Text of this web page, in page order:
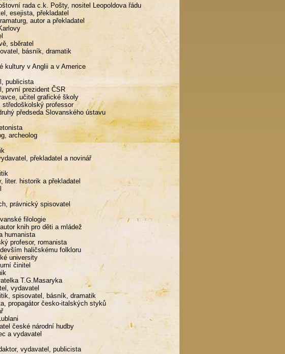
rada c.k. Pošty, nositel Leopoldova řádu
esejista, překladatel
autor a překladatel
sběratel
básník, dramatik
kultury v Anglii a v Americe
publicista
první prezident ČSR
učitel grafické školy
professor
předseda Slovanského ústavu
archeolog
překladatel a novinář
liter. historik a překladatel
právnický spisovatel
filologie
knih pro děti a mládež
humanista
profesor, romanista
haličskému folkloru
university
činitel
T.G.Masaryka
vydavatel
spisovatel, básník, dramatik
propagátor česko-italských styků
české národní hudby
a vydavatel
vydavatel, publicista